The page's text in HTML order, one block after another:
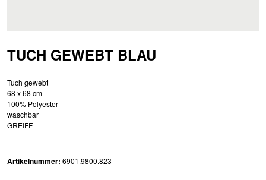
TUCH GEWEBT BLAU
Tuch gewebt
68 x 68 cm
100% Polyester
waschbar
GREIFF
Artikelnummer: 6901.9800.823